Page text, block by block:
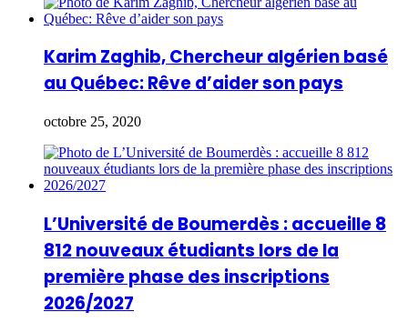
Karim Zaghib, Chercheur algérien basé
au Québec: Rêve d’aider son pays
octobre 25, 2020
L’Université de Boumerdès : accueille 8
812 nouveaux étudiants lors de la
première phase des inscriptions
2026/2027